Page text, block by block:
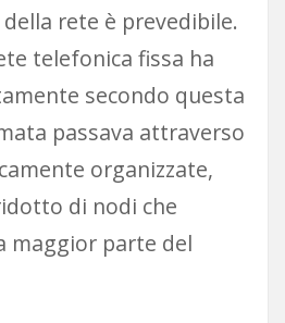
rete è prevedibile.
telefonica fissa ha
secondo questa
passava attraverso
organizzate,
di nodi che
maggior parte del